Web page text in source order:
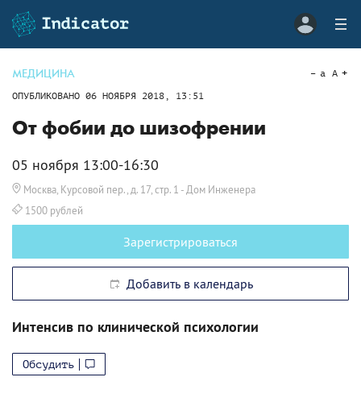
МЕДИЦИНА
ОПУБЛИКОВАНО 06 НОЯБРЯ 2018, 13:51
a A
От фобии до шизофрении
05 ноября 13:00-16:30
Москва, Курсовой пер., д. 17, стр. 1 - Дом Инженера
1500 рублей
Зарегистрироваться
Добавить в календарь
Интенсив по клинической психологии
Обсудить